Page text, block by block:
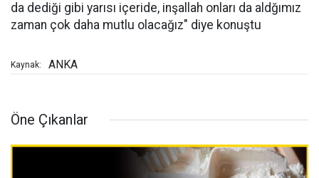
da dediği gibi yarısı içeride, inşallah onları da aldğımız
zaman çok daha mutlu olacağız" diye konuştu
Kaynak: ANKA
Öne Çıkanlar